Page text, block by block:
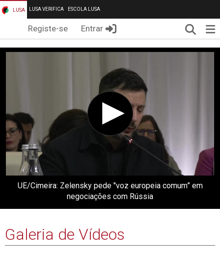
LUSA LUSA VERIFICA ESCOLA LUSA
Registe-se Entrar
UE/Cimeira: Zelensky pede "voz europeia comum” em
negociações com Rússia
Galeria de Vídeos